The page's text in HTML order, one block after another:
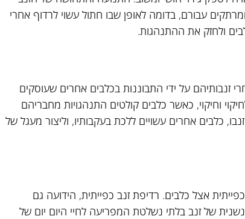
עבורם, בדומה לאופן שבו חתול עשוי לרדוף אחרי
ולחזק את ההתנהגות.
זנבותיהם על ידי התבוננות בכלבים אחרים שעוסקים
וחיקוי, כאשר כלבים קולטים התנהגויות מחבריהם
כלבים אחרים עשויים ללכת בעקבותיו, וליצור מעגל של
אצל כלבים. רדיפת זנב כפייתית, הידועה גם
של זנב בלתי נשלטת המפריעה לחיי היום יום של